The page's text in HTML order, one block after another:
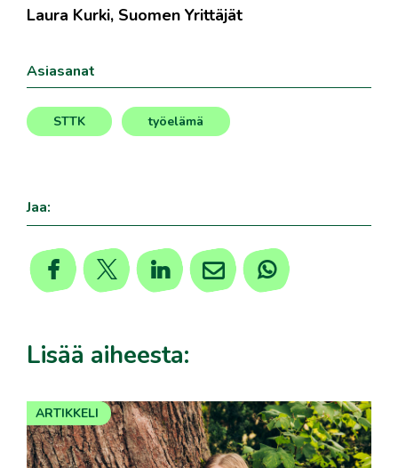
Laura Kurki, Suomen Yrittäjät
Asiasanat
STTK työelämä
Jaa:
Lisää aiheesta:
ARTIKKELI